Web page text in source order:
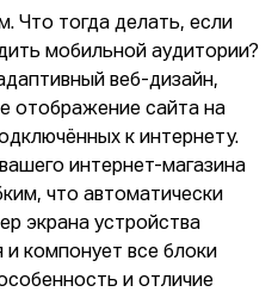
Что тогда делать, если
мобильной аудитории?
веб-дизайн,
отображение сайта на
к интернету.
интернет-магазина
что автоматически
экрана устройства
и компонует все блоки
и отличие